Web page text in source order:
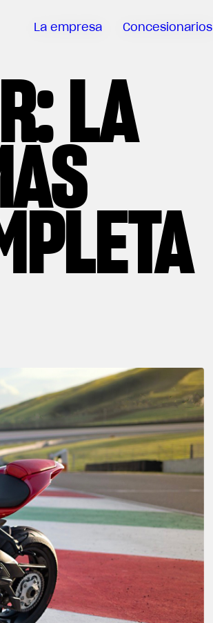
La empresa Concesionarios
LA